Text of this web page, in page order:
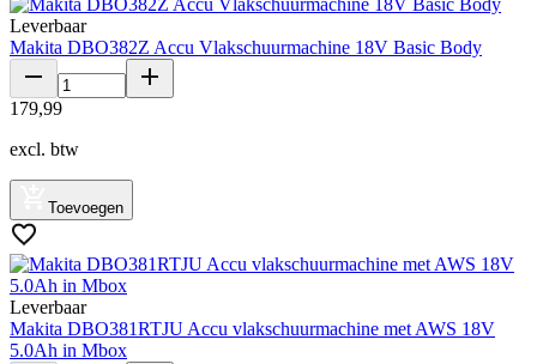
Leverbaar
Makita DBO382Z Accu Vlakschuurmachine 18V Basic Body
179,99
excl. btw
Toevoegen
Leverbaar
Makita DBO381RTJU Accu vlakschuurmachine met AWS 18V
5.0Ah in Mbox